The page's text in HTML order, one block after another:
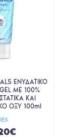
ΕΝΥΔΑΤΙΚΟ
ΜΕ 100%
ΚΑΙ
ΟΞΥ 100ml